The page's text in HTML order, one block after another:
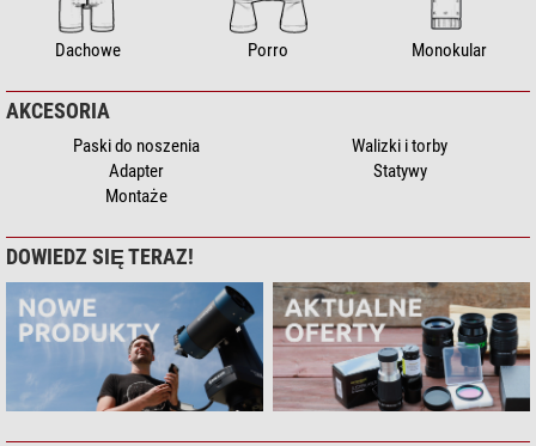
Dachowe Porro Monokular
AKCESORIA
Paski do noszenia
Walizki i torby
Adapter
Statywy
Montaże
DOWIEDZ SIĘ TERAZ!